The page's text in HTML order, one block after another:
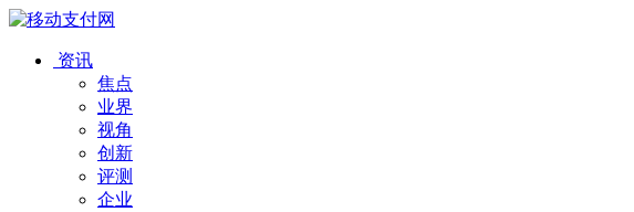
资讯
焦点
业界
视角
创新
评测
企业